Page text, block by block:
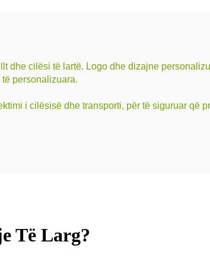
dhe cilësi të lartë. Logo dhe dizajne
personalizuara.
i cilësisë dhe transporti, për të siguruar që
Të Larg?